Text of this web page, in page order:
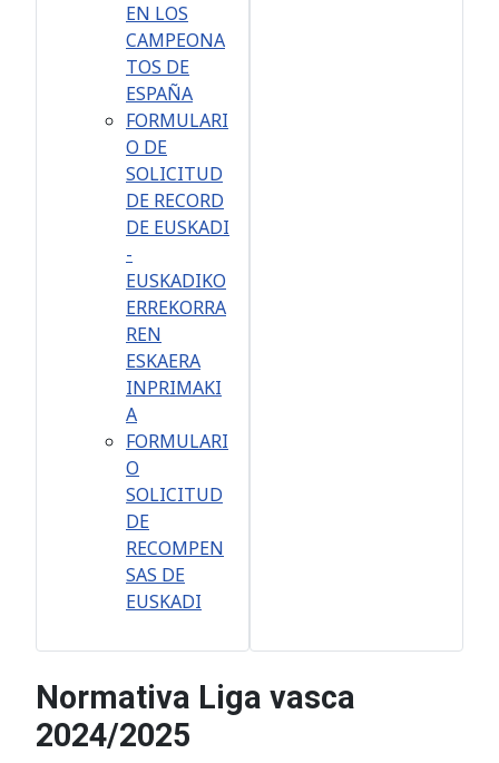
EN LOS
CAMPEONA
TOS DE
ESPAÑA
FORMULARI
O DE
SOLICITUD
DE RECORD
DE EUSKADI
-
EUSKADIKO
ERREKORRA
REN
ESKAERA
INPRIMAKI
A
FORMULARI
O
SOLICITUD
DE
RECOMPEN
SAS DE
EUSKADI
Normativa Liga vasca
2024/2025